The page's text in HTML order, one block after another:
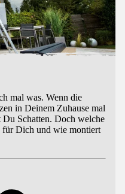
mal was. Wenn die
in Deinem Zuhause mal
Schatten. Doch welche
für Dich und wie montiert